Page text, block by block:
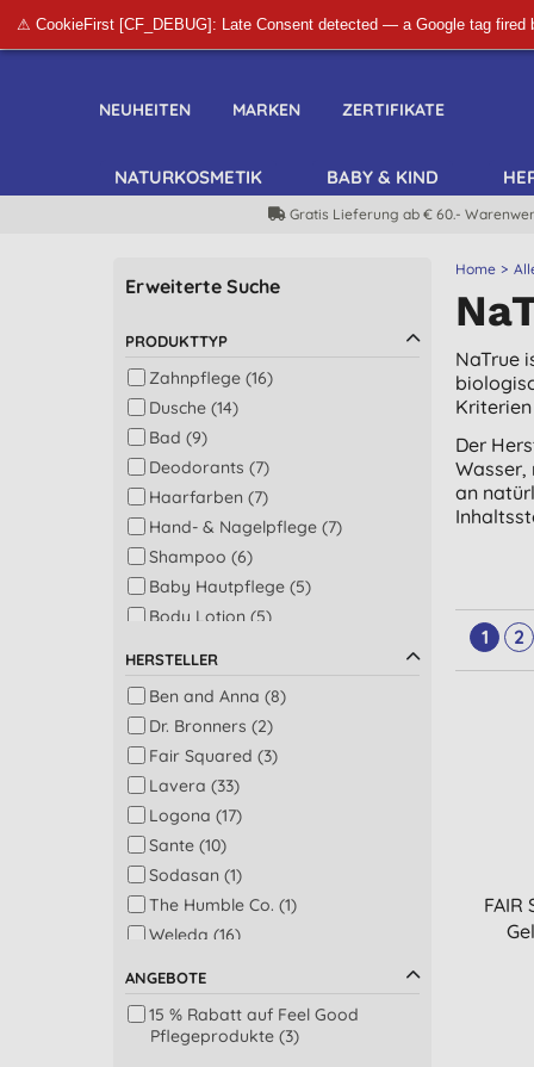
⚠ CookieFirst [CF_DEBUG]: Late Consent detected — a Google tag fired
NEUHEITEN MARKEN ZERTIFIKATE
NATURKOSMETIK BABY & KIND
Gratis Lieferung ab € 60.-
Home
NaTrue
Der
Wasser,
an
1 2
FAIR
Erweiterte Suche
PRODUKTTYP
Zahnpflege (16)
Dusche (14)
Bad (9)
Deodorants (7)
Haarfarben (7)
Hand- & Nagelpflege (7)
Shampoo (6)
Baby Hautpflege (5)
Body Lotion (5)
Windeln & Zubehör (3)
Baby Bad-, Dusch- & Mundpflege
(2)
Hand- & Körperseife (2)
Kinder Zahnpflege (2)
Lippenpflege (2)
Männer Rasierpflege (2)
Tagespflege (2)
After Sun (1)
Geschenke für Ihn (1)
HERSTELLER
Ben and Anna (8)
Dr. Bronners (2)
Fair Squared (3)
Lavera (33)
Logona (17)
Sante (10)
Sodasan (1)
The Humble Co. (1)
Weleda (16)
ANGEBOTE
15 % Rabatt auf Feel Good
Pflegeprodukte (3)